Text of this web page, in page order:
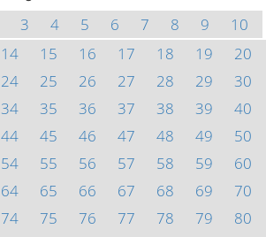
3 4 5 6 7 8 9
10
14 15 16 17 18 19
20
24 25 26 27 28 29
30
34 35 36 37 38 39
40
44 45 46 47 48 49
50
54 55 56 57 58 59
60
64 65 66 67 68 69
70
74 75 76 77 78 79
80